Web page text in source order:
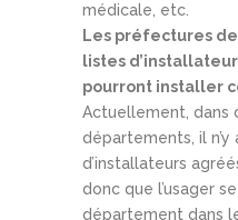
médicale, etc.
Les préfectures
listes
pourront installer
Actuellement, dans
départements, il n’y
d’installateurs
donc que l’usager
département dans